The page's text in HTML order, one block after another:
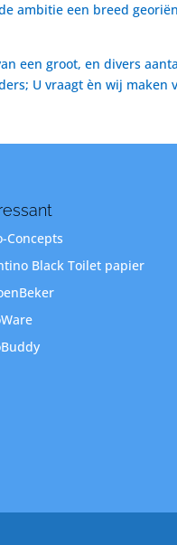
ambitie een breed
een groot, en divers
U vraagt èn wij maken
Concepts
Black Toilet papier